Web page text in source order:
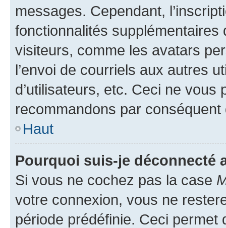
messages. Cependant,
fonctionnalités
visiteurs, comme les avatars
l’envoi de courriels aux autres
d’utilisateurs, etc. Ceci ne vous
recommandons par conséquent
Haut
Pourquoi suis-je déconnecté
Si vous ne cochez pas la case
votre connexion, vous ne
période prédéfinie. Ceci permet